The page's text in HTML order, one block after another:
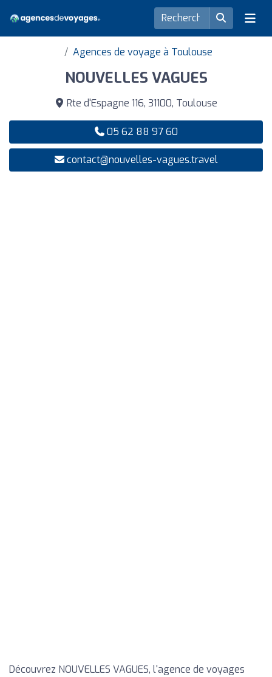
Agences de voyage à Toulouse
NOUVELLES VAGUES
Rte d'Espagne 116, 31100, Toulouse
05 62 88 97 60
contact@nouvelles-vagues.travel
Découvrez NOUVELLES VAGUES, l'agence de voyages